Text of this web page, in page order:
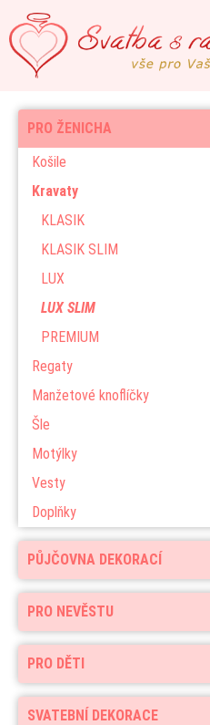
PŮJČOVNA DEKORACÍ
PRO NEVĚSTU
PRO ŽENICHA
Košile
Kravaty
KLASIK
KLASIK SLIM
LUX
LUX SLIM
PREMIUM
Regaty
Manžetové knoflíčky
Šle
Motýlky
Vesty
Doplňky
PRO DĚTI
SVATEBNÍ DEKORACE